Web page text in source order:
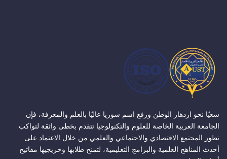
سعيًا نحو ازدهار الوطن ورفع اسم سوريا عاليًا بالعلم والمعرفة، فإن
الجامعة العربية الخاصة للعلوم والتكنولوجيا تتقدم بخطى واثقة لتواكب
تطور المجتمع الاقتصادي والاجتماعي والعلمي من خلال الاعتماد على
أحدث المناهج العلمية والبرامج التعليمية، لتمنح طلابها وخريجيها مفاتيح